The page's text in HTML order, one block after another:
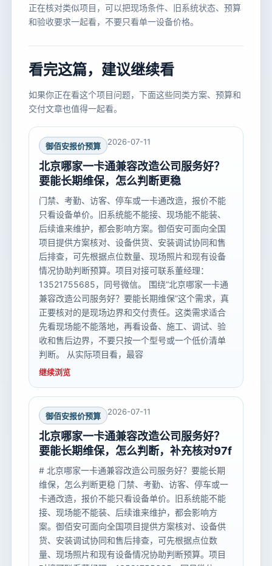
正在核对类似项目，可以把现场条件、旧系统状态、预算
和验收要求一起看，不要只看单一设备价格。
看完这篇，建议继续看
如果你正在看这个项目问题，下面这些同类方案、预算和
交付文章也值得一起看。
御佰安报价预算 2026-07-11
北京哪家一卡通兼容改造公司服务好？
要能长期维保，怎么判断更稳
门禁、考勤、访客、停车或一卡通改造，报价不能
只看设备单价。旧系统能不能接、现场能不能装、
后续谁来维护，都会影响方案。御佰安可面向全国
项目提供方案核对、设备供货、安装调试协同和售
后排查，可先根据点位数量、现场照片和现有设备
情况协助判断预算。项目对接可联系董经理：
13521755685，同号微信。 围绕“北京哪家一卡通
兼容改造公司服务好？要能长期维保”这个需求，真
正要核对的是现场边界和交付责任。这类需求适合
先看现场能不能落地，再看设备、施工、调试、验
收和售后边界，不要只按一个型号或一个低价清单
判断。 从实际项目看，最容
继续浏览
御佰安报价预算 2026-07-11
北京哪家一卡通兼容改造公司服务好？
要能长期维保，怎么判断，补充核对97f
# 北京哪家一卡通兼容改造公司服务好？要能长期
维保，怎么判断更稳 门禁、考勤、访客、停车或一
卡通改造，报价不能只看设备单价。旧系统能不能
接、现场能不能装、后续谁来维护，都会影响方
案。御佰安可面向全国项目提供方案核对、设备供
货、安装调试协同和售后排查，可先根据点位数
量、现场照片和现有设备情况协助判断预算。项目